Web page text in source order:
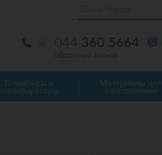
044 360 5664
обратный звонок
Пломбиры и
пломбираторы
Материалы для
изготовления